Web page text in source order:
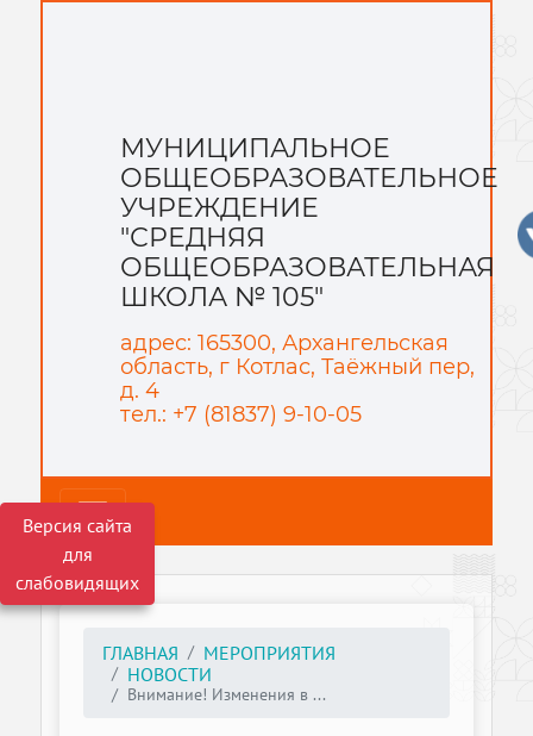
Версия сайта
для
слабовидящих
МУНИЦИПАЛЬНОЕ
ОБЩЕОБРАЗОВАТЕЛЬНОЕ
УЧРЕЖДЕНИЕ
"СРЕДНЯЯ
ОБЩЕОБРАЗОВАТЕЛЬНАЯ
ШКОЛА № 105"
адрес: 165300, Архангельская
область, г Котлас, Таёжный пер,
д. 4
тел.: +7 (81837) 9-10-05
ГЛАВНАЯ
МЕРОПРИЯТИЯ
НОВОСТИ
Внимание! Изменения в ...